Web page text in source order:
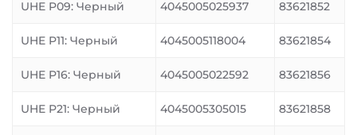
UHE P09: Черный 4045005025937 83621852
UHE P11: Черный 4045005118004 83621854
UHE P16: Черный 4045005022592 83621856
UHE P21: Черный 4045005305015 83621858